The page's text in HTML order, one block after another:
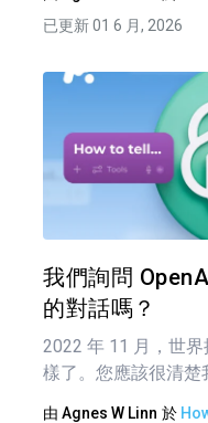
已更新 01 6 月, 2026
我們詢問
的對話嗎？
2022 年 11 月，世
樣了。您應該很清楚
由 Agnes W Linn 於